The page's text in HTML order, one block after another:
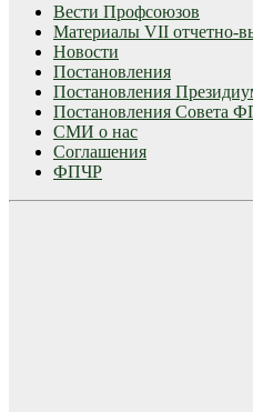
Вести Профсоюзов
Материалы VII отчетно-
Новости
Постановления
Постановления
Постановления Совета
СМИ о нас
Соглашения
ФПЧР